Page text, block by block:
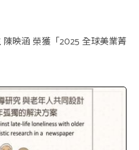
映涵 榮獲「2025 全球美業菁